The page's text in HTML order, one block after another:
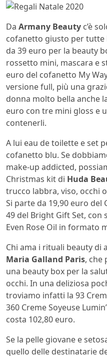
Da Armany Beauty c’è
cofanetto giusto per tutte
da 39 euro per la beauty
rossetto mini, mascara e
euro del cofanetto My
versione full, più una
donna molto bella anche
euro con tre mini gloss e
contenerli.
A lui eau de toilette e set
cofanetto blu. Se
make-up addicted,
Christmas kit di Huda
trucco labbra, viso, occhi
Si parte da 19,90 euro del
49 del Bright Gift Set, con
Even Rose Oil in formato
Chi ama i rituali beauty di
Maria Galland Paris, che
una beauty box per la
occhi. In una deliziosa
troviamo infatti la 93
360 Creme Soyeuse
costa 102,80 euro.
Se la pelle giovane e
quello delle destinatarie